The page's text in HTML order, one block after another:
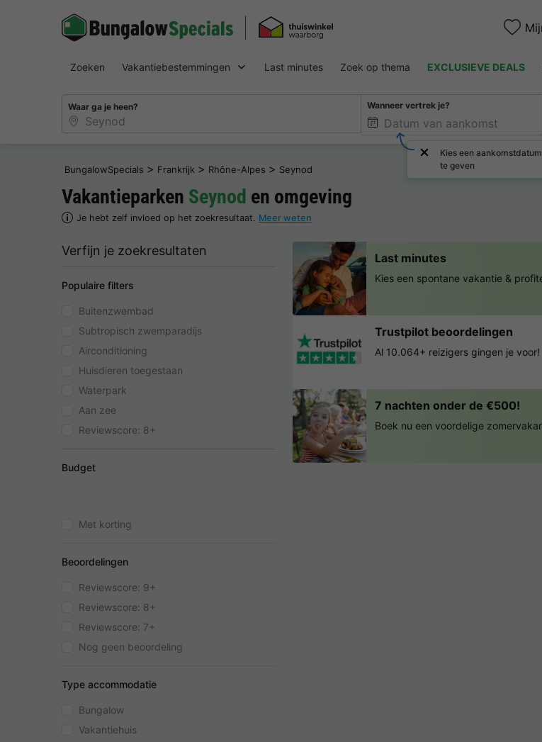
Zoeken Vakantiebestemmingen Last minutes Zoek op thema EXCLUSIEVE DEALS
Waar ga je heen? Wanneer vertrek je?
Kies een
te geven
BungalowSpecials > Frankrijk > Rhône-Alpes > Seynod
Vakantieparken Seynod en omgeving
Je hebt zelf invloed op het zoekresultaat. Meer weten
Verfijn je zoekresultaten
Populaire filters
Buitenzwembad
Subtropisch zwemparadijs
Airconditioning
Huisdieren toegestaan
Waterpark
Aan zee
Reviewscore: 8+
Budget
Met korting
Beoordelingen
Reviewscore: 9+
Reviewscore: 8+
Reviewscore: 7+
Nog geen beoordeling
Type accommodatie
Bungalow
Vakantiehuis
Last minutes
Kies een spontane vakantie &
Trustpilot beoordelingen
Al 10.064+ reizigers gingen je
7 nachten onder de €500!
Boek nu een voordelige